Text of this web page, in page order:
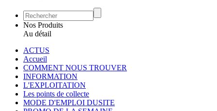
Nos Produits
Au détail
ACTUS
Accueil
COMMENT NOUS TROUVER
INFORMATION
L'EXPLOITATION
Les points de collecte
MODE D'EMPLOI DUSITE